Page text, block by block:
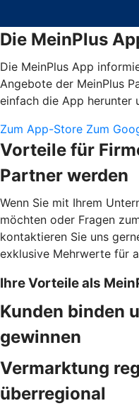
Die MeinPlus
Die MeinPlus App
Angebote der MeinPlus
einfach die App herunter
Zum App-Store Zum
Vorteile für
Partner werden
Wenn Sie mit Ihrem
möchten oder Fragen
kontaktieren Sie uns
exklusive Mehrwerte für
Ihre Vorteile als
Kunden binden
gewinnen
Vermarktung
überregional